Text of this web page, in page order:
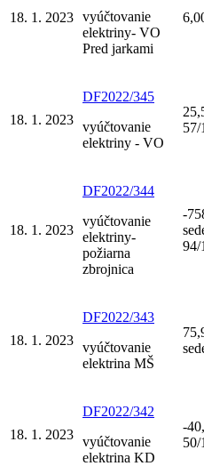
18. 1. 2023 vyúčtovanie
elektriny- VO
Pred jarkami
18. 1. 2023
DF2022/345
vyúčtovanie
elektriny - VO
57/
18. 1. 2023
DF2022/344
vyúčtovanie
elektriny-
požiarna
zbrojnica
-
94/
18. 1. 2023
DF2022/343
vyúčtovanie
elektrina MŠ
18. 1. 2023
DF2022/342
vyúčtovanie
elektrina KD
-
50/